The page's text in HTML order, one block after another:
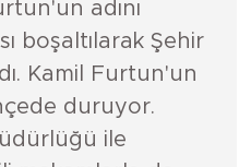
adını
boşaltılarak Şehir
Kamil Furtun'un
duruyor.
ile